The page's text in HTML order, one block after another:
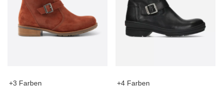
+3 Farben +4 Farben